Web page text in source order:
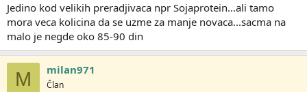
Jedino kod velikih preradjivaca npr Sojaprotein...ali tamo
mora veca kolicina da se uzme za manje novaca...sacma na
malo je negde oko 85-90 din
M milan971
Član